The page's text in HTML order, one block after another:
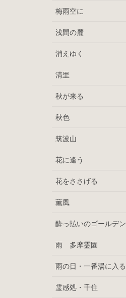
梅雨空に
浅間の麓
消えゆく
清里
秋が来る
秋色
筑波山
花に逢う
花をささげる
薫風
酔っ払いのゴールデ
雨 多摩霊園
雨の日・一番湯に入る
霊感処・千住